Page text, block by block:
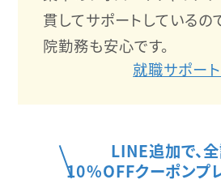
貫してサポートしているの
院勤務も安心です。
就職サポー
LINE追加で、
10%OFFクーポンプ